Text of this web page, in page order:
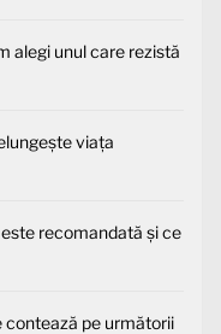
alegi unul care rezistă
viața
recomandată și ce
contează pe următorii